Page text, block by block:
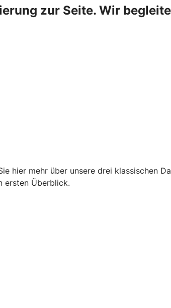
zur Seite. Wir
hier mehr über unsere drei klassischen
ersten Überblick.